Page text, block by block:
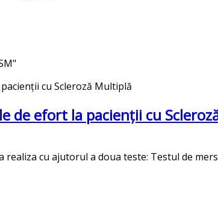
de efort la pacienții cu
cu ajutorul a doua teste: Testul de